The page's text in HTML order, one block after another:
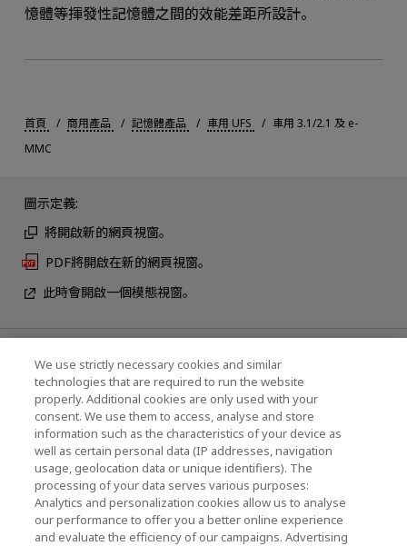
憶體等揮發性記憶體之間的效能差距所設計。
首頁 商用產品 記憶體產品 車用 UFS
車用 3.1/2.1 及 e-
MMC
圖示定義:
將開啟新的網頁視窗。
PDF將開啟在新的網頁視窗。
此時會開啟一個模態視窗。
最新消息
聯繫我們
KIOXIA Holdings Corporation (企業集團資訊/投
資人關係)
KIOXIA Holdings Corporation Home
We use strictly necessary cookies and similar
technologies that are required to run the website
properly. Additional cookies are only used with your
consent. We use them to access, analyse and store
information such as the characteristics of your device as
well as certain personal data (IP addresses, navigation
usage, geolocation data or unique identifiers). The
processing of your data serves various purposes:
Analytics and personalization cookies allow us to analyse
our performance to offer you a better online experience
and evaluate the efficiency of our campaigns. Advertising